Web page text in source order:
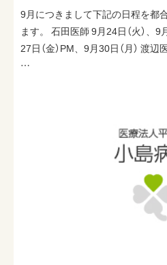
9月につきまして下記の日程を都
ます。 石田医師 9月24日（火）、9
27日（金）PM、9月30日（月） 渡辺
…